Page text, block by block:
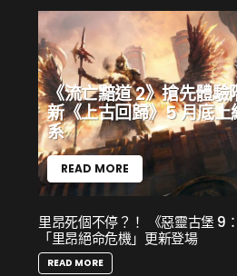
《流亡黯道 2》搶先體驗
新《上古回歸》5 月底
系
READ MORE
里昂死個不停？！ 《惡靈古堡 9
「里昂絕命危機」更新登場
READ MORE